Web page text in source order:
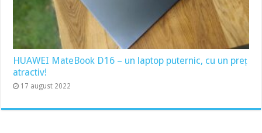
HUAWEI MateBook D16 – un laptop puternic, cu un preț
atractiv!
17 august 2022